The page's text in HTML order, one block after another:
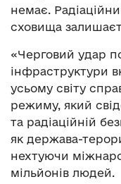
немає.
сховища
«Черговий удар
інфраструктури
усьому світу
режиму, який
та радіаційній
як держава-
нехтуючи
мільйонів людей.